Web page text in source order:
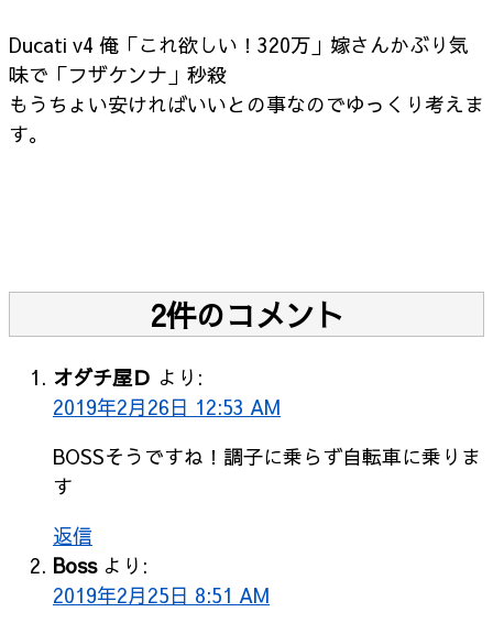
Ducati v4 俺「これ欲しい！320万」嫁さんかぶり気
味で「フザケンナ」秒殺
もうちょい安ければいいとの事なのでゆっくり考えま
す。
2件のコメント
オダチ屋Ｄ より:
2019年2月26日 12:53 AM
BOSSそうですね！調子に乗らず自転車に乗りま
す
返信
Boss より:
2019年2月25日 8:51 AM